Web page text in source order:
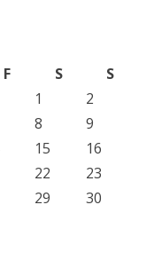
F S
S
1
2
8
9
15
16
22
23
29
30